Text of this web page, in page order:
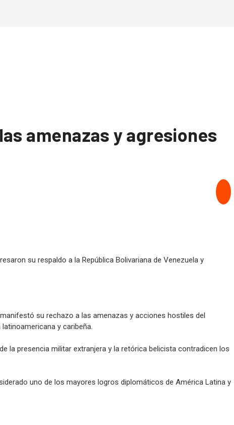
amenazas y agresiones
su respaldo a la República Bolivariana de Venezuela y
su rechazo a las amenazas y acciones hostiles del
y caribeña.
la presencia militar extranjera y la retórica belicista contradicen los
uno de los mayores logros diplomáticos de América Latina y